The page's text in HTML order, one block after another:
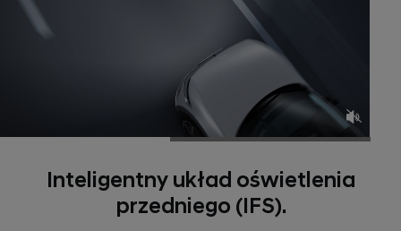
Inteligentny układ oświetlenia
przedniego (IFS).